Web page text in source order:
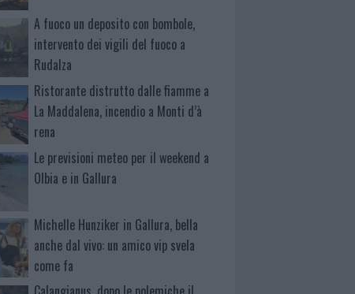
A fuoco un deposito con bombole,
intervento dei vigili del fuoco a
Rudalza
Ristorante distrutto dalle fiamme a
La Maddalena, incendio a Monti d’à
rena
Le previsioni meteo per il weekend a
Olbia e in Gallura
Michelle Hunziker in Gallura, bella
anche dal vivo: un amico vip svela
come fa